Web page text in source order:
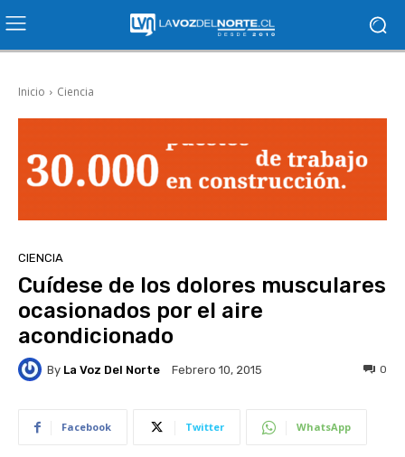
Inicio Ciencia
CIENCIA
Cuídese de los dolores musculares
ocasionados por el aire
acondicionado
By La Voz Del Norte Febrero 10, 2015 0
Facebook Twitter WhatsApp